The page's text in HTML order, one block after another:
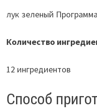
лук зеленый
Количество
12 ингредиентов
Способ